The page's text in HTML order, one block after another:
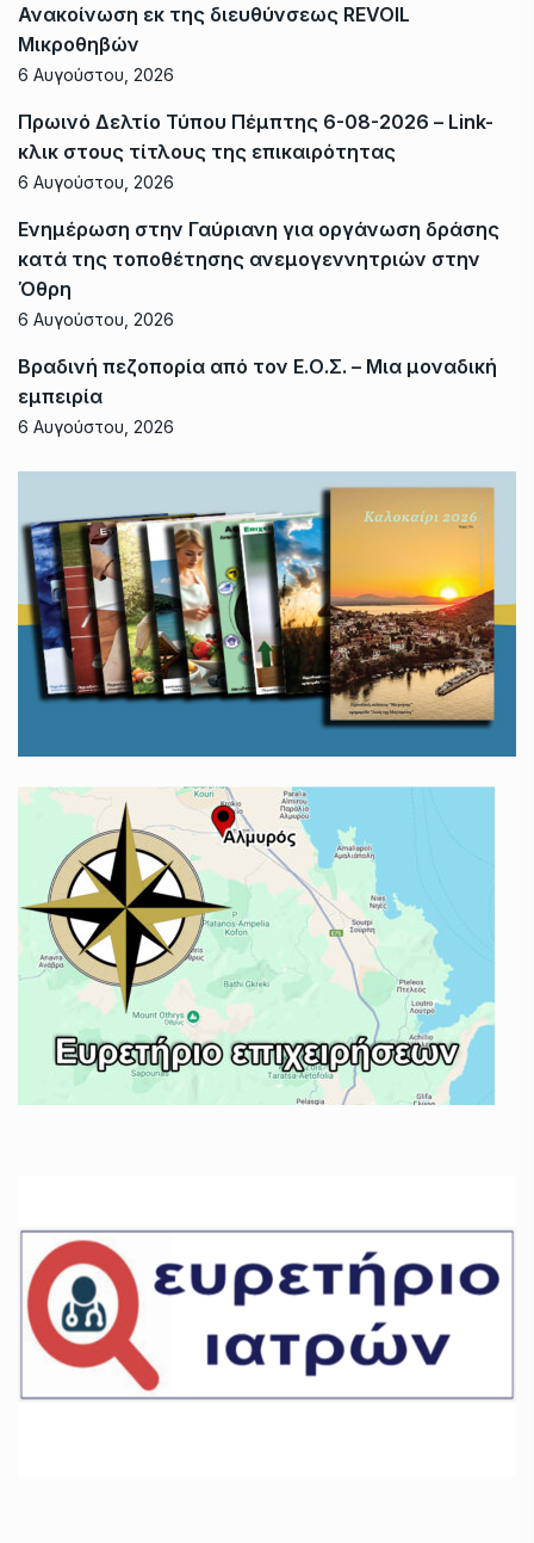
Ανακοίνωση εκ της διευθύνσεως REVOIL
Μικροθηβών
6 Αυγούστου, 2026
Πρωινό Δελτίο Τύπου Πέμπτης 6-08-2026 – Link-
κλικ στους τίτλους της επικαιρότητας
6 Αυγούστου, 2026
Ενημέρωση στην Γαύριανη για οργάνωση δράσης
κατά της τοποθέτησης ανεμογεννητριών στην
Όθρη
6 Αυγούστου, 2026
Βραδινή πεζοπορία από τον Ε.Ο.Σ. – Μια μοναδική
εμπειρία
6 Αυγούστου, 2026